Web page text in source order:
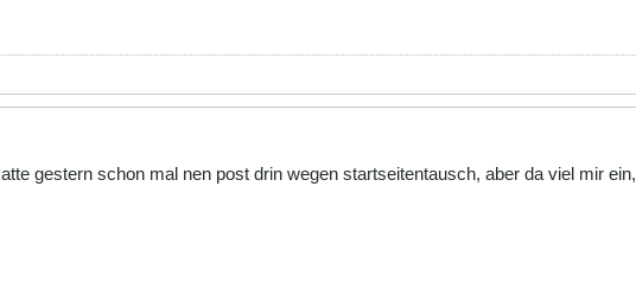
gestern schon mal nen post drin wegen startseitentausch, aber da viel mir